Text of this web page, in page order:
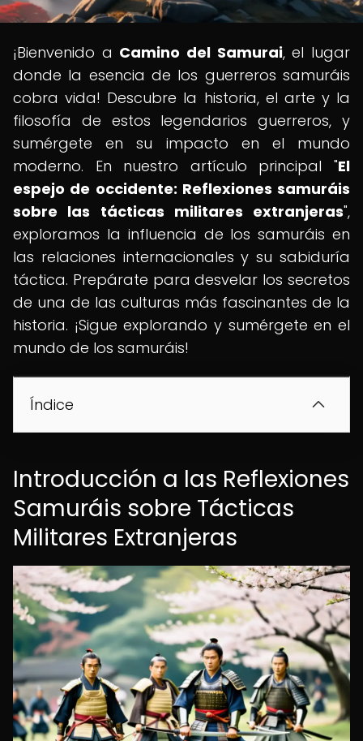
¡Bienvenido a Camino del Samurai, el lugar
donde la esencia de los guerreros samuráis
cobra vida! Descubre la historia, el arte y la
filosofía de estos legendarios guerreros, y
sumérgete en su impacto en el mundo
moderno. En nuestro artículo principal "El
espejo de occidente: Reflexiones samuráis
sobre las tácticas militares extranjeras",
exploramos la influencia de los samuráis en
las relaciones internacionales y su sabiduría
táctica. Prepárate para desvelar los secretos
de una de las culturas más fascinantes de la
historia. ¡Sigue explorando y sumérgete en el
mundo de los samuráis!
Índice
Introducción a las Reflexiones
Samuráis sobre Tácticas
Militares Extranjeras